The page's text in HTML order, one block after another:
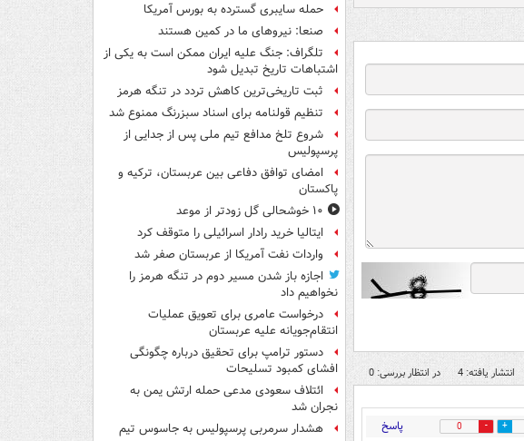
انتشار یافته: 4 در انتظار بررسی: 0
0 پاسخ
حمله سایبری گسترده به بورس آمریکا
صنعا: نیروهای ما در کمین‌ هستند
تلگراف: جنگ علیه ایران ممکن است به یکی از
اشتباهات تاریخ تبدیل شود
ثبت تاریخی‌ترین کاهش تردد در تنگه هرمز
تنظیم قولنامه برای اسناد سبزرنگ ممنوع شد
شروع تلخ مدافع تیم ملی پس از جدایی از
پرسپولیس
امضای توافق دفاعی بین عربستان، ترکیه و
پاکستان
۱۰ خوشحالی گل زودتر از موعد
ایتالیا خرید رادار اسرائیلی را متوقف کرد
واردات نفت آمریکا از عربستان صفر شد
اجازه باز شدن مسیر دوم در تنگه هرمز را
نخواهیم داد
درخواست عامری برای تعویق عملیات
انتقام‌جویانه علیه عربستان
دستور ترامپ برای تحقیق درباره چگونگی
افشای کمبود تسلیحات
ائتلاف سعودی مدعی حمله ارتش یمن به
نجران شد
هشدار سرمربی پرسپولیس به جاسوس تیم